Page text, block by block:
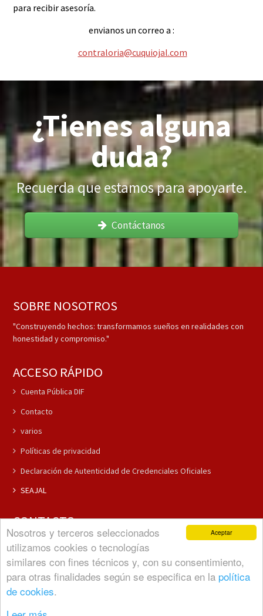
Aceptar
Nosotros y terceros seleccionados
utilizamos cookies o tecnologías
similares con fines técnicos y, con su consentimiento,
para otras finalidades según se especifica en la política
de cookies.
para recibir asesoría.
envianos un correo a :
contraloria@cuquiojal.com
¿Tienes alguna
duda?
Recuerda que estamos para apoyarte.
Contáctanos
SOBRE NOSOTROS
"Construyendo hechos: transformamos sueños en realidades con
honestidad y compromiso."
ACCESO RÁPIDO
Cuenta Pública DIF
Contacto
varios
Políticas de privacidad
Declaración de Autenticidad de Credenciales Oficiales
SEAJAL
CONTACTO
(37) 3796-5381
(37) 3796-5292
Comunicacion@cuquiojal.com